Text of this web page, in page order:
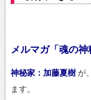
メルマガ「魂の神
神秘家：加藤夏樹 が、
ます。